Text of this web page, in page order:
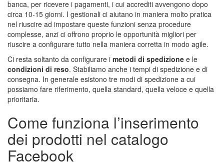
banca, per ricevere i pagamenti, i cui accrediti avvengono dopo
circa 10-15 giorni. I gestionali ci aiutano in maniera molto pratica
nel riuscire ad impostare queste funzioni senza procedure
complesse, anzi ci offrono proprio le opportunità migliori per
riuscire a configurare tutto nella maniera corretta in modo agile.
Ci resta soltanto da configurare i metodi di spedizione e le
condizioni di reso. Stabiliamo anche i tempi di spedizione e di
consegna. In generale esistono tre modi di spedizione a cui
possiamo fare riferimento, quella standard, quella veloce e quella
prioritaria.
Come funziona l’inserimento
dei prodotti nel catalogo
Facebook